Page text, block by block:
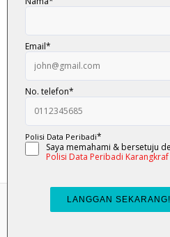
Siri Adam Ke Dunia Buah:
Nanas Yang Garang - F...
RM 10.00
Add To Cart